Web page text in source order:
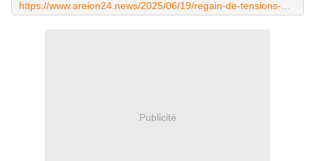
Publicité